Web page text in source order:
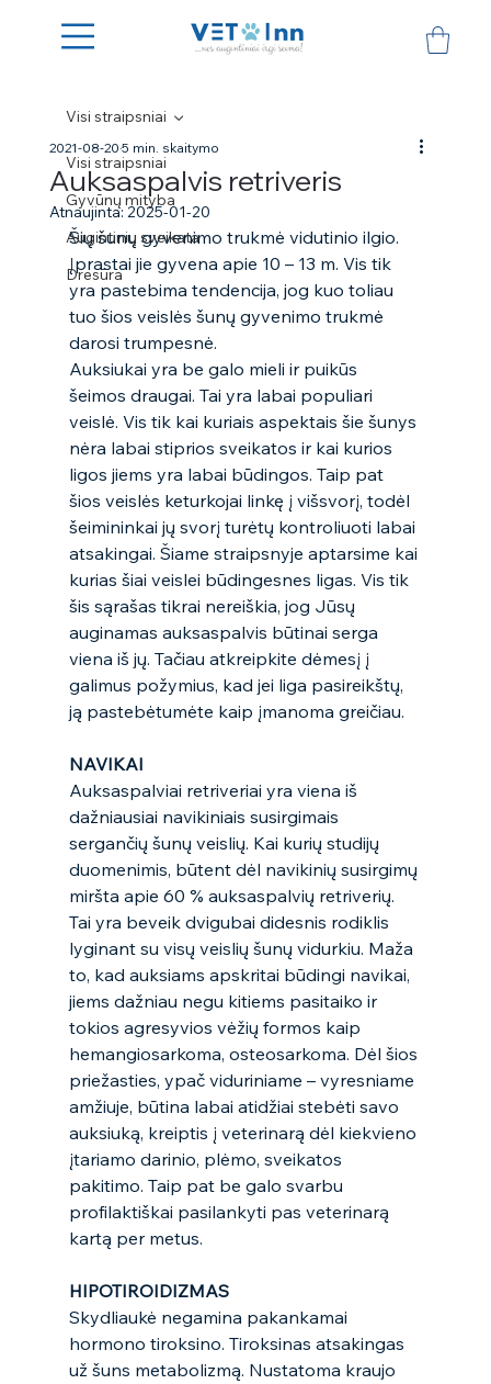
Visi straipsniai
Gyvūnų mityba
Augintinių sveikata
Dresūra
Visi straipsniai
Auksaspalvis retriveris
2021-08-205 min. skaitymo
Atnaujinta:2025-01-20
Šių šunų gyvenimo trukmė vidutinio ilgio.
Įprastai jie gyvena apie 10 – 13 m. Vis tik
yra pastebima tendencija, jog kuo toliau
tuo šios veislės šunų gyvenimo trukmė
darosi trumpesnė.
Auksiukai yra be galo mieli ir puikūs
šeimos draugai. Tai yra labai populiari
veislė. Vis tik kai kuriais aspektais šie šunys
nėra labai stiprios sveikatos ir kai kurios
ligos jiems yra labai būdingos. Taip pat
šios veislės keturkojai linkę į višsvorį, todėl
šeimininkai jų svorį turėtų kontroliuoti labai
atsakingai. Šiame straipsnyje aptarsime kai
kurias šiai veislei būdingesnes ligas. Vis tik
šis sąrašas tikrai nereiškia, jog Jūsų
auginamas auksaspalvis būtinai serga
viena iš jų. Tačiau atkreipkite dėmesį į
galimus požymius, kad jei liga pasireikštų,
ją pastebėtumėte kaip įmanoma greičiau.
NAVIKAI
Auksaspalviai retriveriai yra viena iš
dažniausiai navikiniais susirgimais
sergančių šunų veislių. Kai kurių studijų
duomenimis, būtent dėl navikinių susirgimų
miršta apie 60 % auksaspalvių retriverių.
Tai yra beveik dvigubai didesnis rodiklis
lyginant su visų veislių šunų vidurkiu. Maža
to, kad auksiams apskritai būdingi navikai,
jiems dažniau negu kitiems pasitaiko ir
tokios agresyvios vėžių formos kaip
hemangiosarkoma, osteosarkoma. Dėl šios
priežasties, ypač viduriniame – vyresniame
amžiuje, būtina labai atidžiai stebėti savo
auksiuką, kreiptis į veterinarą dėl kiekvieno
įtariamo darinio, plėmo, sveikatos
pakitimo. Taip pat be galo svarbu
profilaktiškai pasilankyti pas veterinarą
kartą per metus.
HIPOTIROIDIZMAS
Skydliaukė negamina pakankamai
hormono tiroksino. Tiroksinas atsakingas
už šuns metabolizmą. Nustatoma kraujo